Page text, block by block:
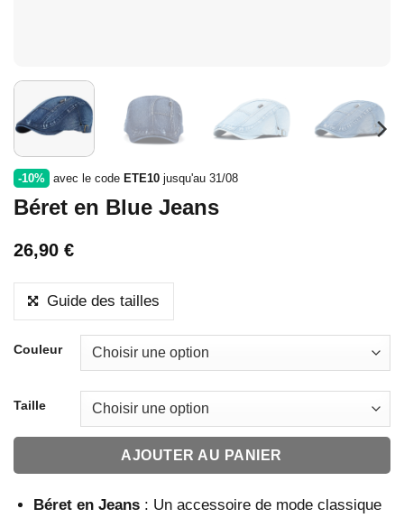
-10% avec le code ETE10 jusqu'au 31/08
Béret en Blue Jeans
26,90 €
Guide des tailles
Couleur
Taille
AJOUTER AU PANIER
Béret en Jeans: Un accessoire de mode classique